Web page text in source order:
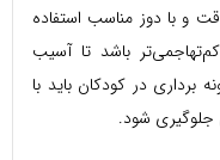
با دوز مناسب استفاده
باشد تا آسیب
در کودکان باید با
جلوگیری شود.